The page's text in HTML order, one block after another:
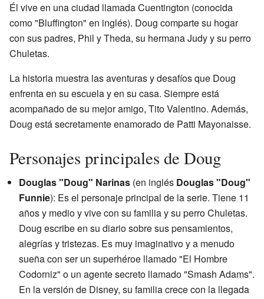
Él vive en una ciudad llamada Cuentington (conocida
como "Bluffington" en inglés). Doug comparte su hogar
con sus padres, Phil y Theda, su hermana Judy y su perro
Chuletas.
La historia muestra las aventuras y desafíos que Doug
enfrenta en su escuela y en su casa. Siempre está
acompañado de su mejor amigo, Tito Valentino. Además,
Doug está secretamente enamorado de Patti Mayonaisse.
Personajes principales de Doug
Douglas "Doug" Narinas (en inglés Douglas "Doug"
Funnie): Es el personaje principal de la serie. Tiene 11
años y medio y vive con su familia y su perro Chuletas.
Doug escribe en su diario sobre sus pensamientos,
alegrías y tristezas. Es muy imaginativo y a menudo
sueña con ser un superhéroe llamado "El Hombre
Codorniz" o un agente secreto llamado "Smash Adams".
En la versión de Disney, su familia crece con la llegada